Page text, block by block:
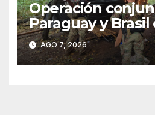
Operación
Paraguay y
toneladas de
Amambay
AGO 7, 2026